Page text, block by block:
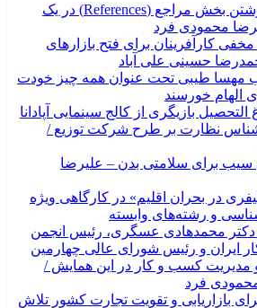
نکات مربوط به نوشتن بخش مراجع (References) در یک
محمودی فرد
کارآفرینان برای فتح بازارهای
حسینی علی آباد
مهسا طیبی تحت عنوان همه چیز خودت
الهام خورسند
التحصیل بازیگری از کالج سینمایی آپادانا
نظارت بر طرح شرکت توزیع /
سیب برای سلامتی بدن – علیرضا
در بحران اقلیم» در کارگاهی ویژه
و رشته‌های وابسته
محمدهادی عسگری، رئیس انجمن
ایران و رئیس شورای عالی چهارمین
مدیریت کسب و کار در این همایش /
فرد
برای بازاریابی و تقویت تجارت کشور تلاش